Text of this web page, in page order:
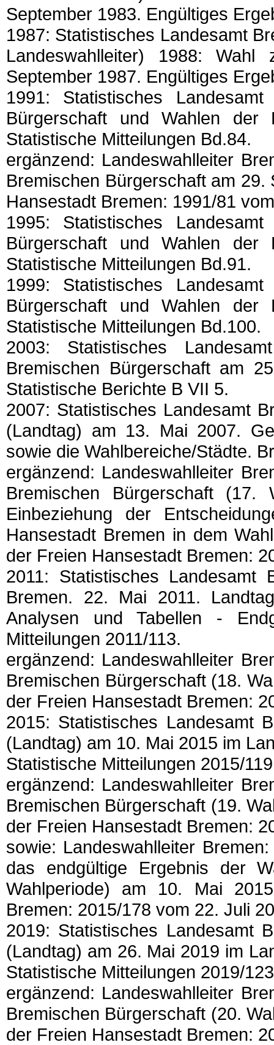
September 1983. Engültiges
1987: Statistisches Landesamt
Landeswahlleiter) 1988:
September 1987. Engültiges
1991: Statistisches
Bürgerschaft und Wahlen
Statistische Mitteilungen Bd.84.
ergänzend: Landeswahlleiter
Bremischen Bürgerschaft am
Hansestadt Bremen: 1991/81
1995: Statistisches
Bürgerschaft und Wahlen
Statistische Mitteilungen Bd.91.
1999: Statistisches
Bürgerschaft und Wahlen
Statistische Mitteilungen Bd.100.
2003: Statistisches
Bremischen Bürgerschaft am
Statistische Berichte B VII 5.
2007: Statistisches Landesamt
(Landtag) am 13. Mai 2007.
sowie die Wahlbereiche/Städte.
ergänzend: Landeswahlleiter
Bremischen Bürgerschaft
Einbeziehung der
Hansestadt Bremen in dem
der Freien Hansestadt Bremen:
2011: Statistisches
Bremen. 22. Mai 2011.
Analysen und Tabellen -
Mitteilungen 2011/113.
ergänzend: Landeswahlleiter
Bremischen Bürgerschaft (18.
der Freien Hansestadt Bremen:
2015: Statistisches Landesamt
(Landtag) am 10. Mai 2015 im
Statistische Mitteilungen 2015/
ergänzend: Landeswahlleiter
Bremischen Bürgerschaft (19.
der Freien Hansestadt Bremen:
sowie: Landeswahlleiter
das endgültige Ergebnis der
Wahlperiode) am 10. Mai
Bremen: 2015/178 vom 22. Juli
2019: Statistisches Landesamt
(Landtag) am 26. Mai 2019 im
Statistische Mitteilungen 2019/
ergänzend: Landeswahlleiter
Bremischen Bürgerschaft (20.
der Freien Hansestadt Bremen: